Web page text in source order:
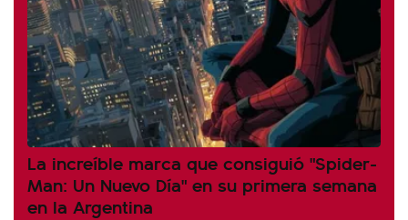
La increíble marca que consiguió "Spider-
Man: Un Nuevo Día" en su primera semana
en la Argentina